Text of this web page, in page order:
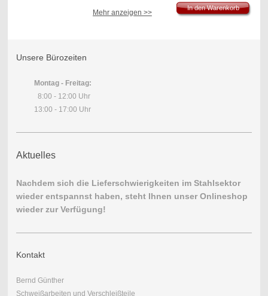
In den Warenkorb
Mehr anzeigen >>
Unsere Bürozeiten
Montag - Freitag:
8:00 - 12:00 Uhr
13:00 - 17:00 Uhr
Aktuelles
Nachdem sich die Lieferschwierigkeiten im Stahlsektor
wieder entspannst haben, steht Ihnen unser Onlineshop
wieder zur Verfügung!
Kontakt
Bernd Günther
Schweißarbeiten und Verschleißteile